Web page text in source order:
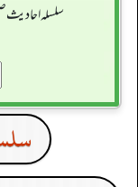
سلسله احاديث